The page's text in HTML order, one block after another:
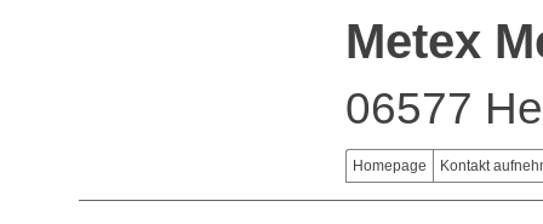
Metex
06577
Homepage Kontakt